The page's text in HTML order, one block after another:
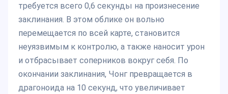
требуется всего 0,6 секунды на произнесение
заклинания. В этом облике он вольно
перемещается по всей карте, становится
неуязвимым к контролю, а также наносит урон
и отбрасывает соперников вокруг себя. По
окончании заклинания, Чонг превращается в
драгоноида на 10 секунд, что увеличивает